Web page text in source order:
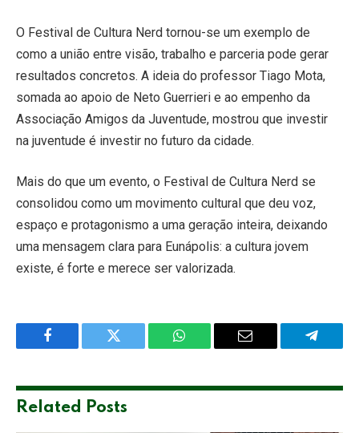
O Festival de Cultura Nerd tornou-se um exemplo de
como a união entre visão, trabalho e parceria pode gerar
resultados concretos. A ideia do professor Tiago Mota,
somada ao apoio de Neto Guerrieri e ao empenho da
Associação Amigos da Juventude, mostrou que investir
na juventude é investir no futuro da cidade.
Mais do que um evento, o Festival de Cultura Nerd se
consolidou como um movimento cultural que deu voz,
espaço e protagonismo a uma geração inteira, deixando
uma mensagem clara para Eunápolis: a cultura jovem
existe, é forte e merece ser valorizada.
Facebook Twitter WhatsApp Email
Related Posts